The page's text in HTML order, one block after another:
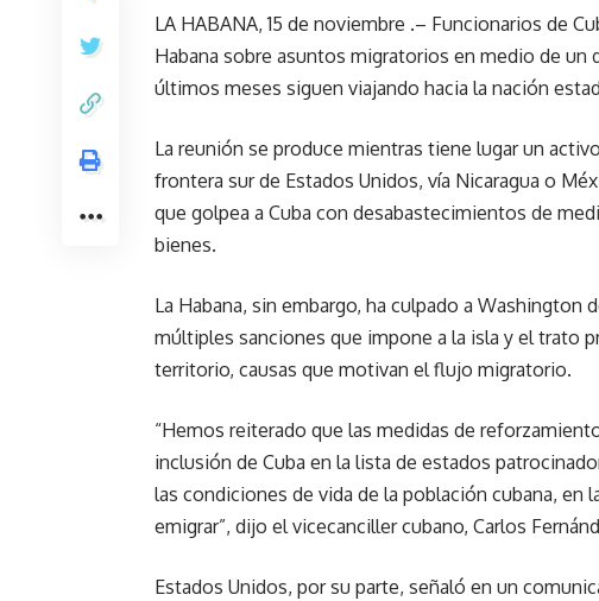
LA HABANA, 15 de noviembre .– Funcionarios de
Habana sobre asuntos migratorios en medio de
últimos meses siguen viajando hacia la nación
La reunión se produce mientras tiene lugar un
frontera sur de Estados Unidos, vía Nicaragua o
que golpea a Cuba con desabastecimientos de
bienes.
La Habana, sin embargo, ha culpado a Washington
múltiples sanciones que impone a la isla y el trato
territorio, causas que motivan el flujo migratorio.
“Hemos reiterado que las medidas de
inclusión de Cuba en la lista de estados
las condiciones de vida de la población cubana, en
emigrar”, dijo el vicecanciller cubano, Carlos
Estados Unidos, por su parte, señaló en un